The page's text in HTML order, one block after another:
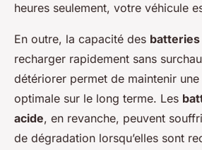
heures seulement, votre véhicule
En outre, la capacité des
recharger rapidement sans
détériorer permet de maintenir
optimale sur le long terme. Les
acide, en revanche, peuvent
de dégradation lorsqu’elles sont